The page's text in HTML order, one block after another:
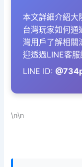
本文詳細介紹大
台灣玩家如何通
灣用戶了解相關
迎透過LINE客服
LINE ID:
\n\n